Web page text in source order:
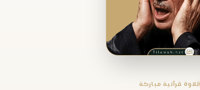
تلاوة قرآنية مباركة